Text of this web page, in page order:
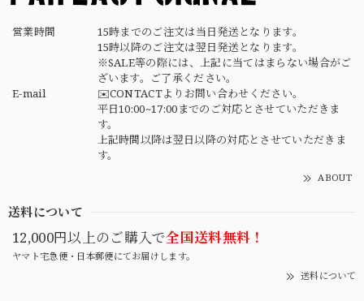
営業時間
15時までのご注文は当日発送となります。
15時以降のご注文は翌日発送となります。
※SALE等の際には、上記に当てはまらない場合がご
ざいます。ご了承ください。
E-mail
✉️CONTACTよりお問い合わせください。
平日10:00~17:00までのご対応とさせていただきま
す。
上記時間以降は翌日以降の対応とさせていただきま
す。
ABOUT
送料について
12,000円以上のご購入で全国送料無料！
ヤマト宅急便・日本郵便にてお届けします。
送料について